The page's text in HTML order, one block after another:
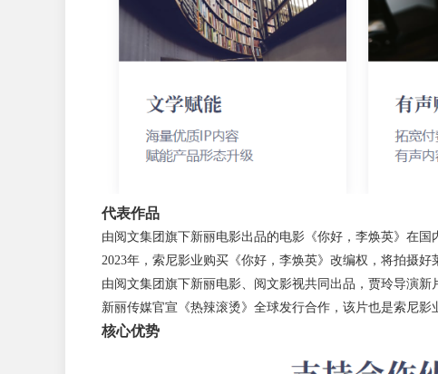
代表作品
由阅文集团旗下新丽电影出品的电影《你好，李焕英》在国
2023年，索尼影业购买《你好，李焕英》改编权，将拍摄好
由阅文集团旗下新丽电影、阅文影视共同出品，贾玲导演
新丽传媒官宣《热辣滚烫》全球发行合作，该片也是索尼影
核心优势